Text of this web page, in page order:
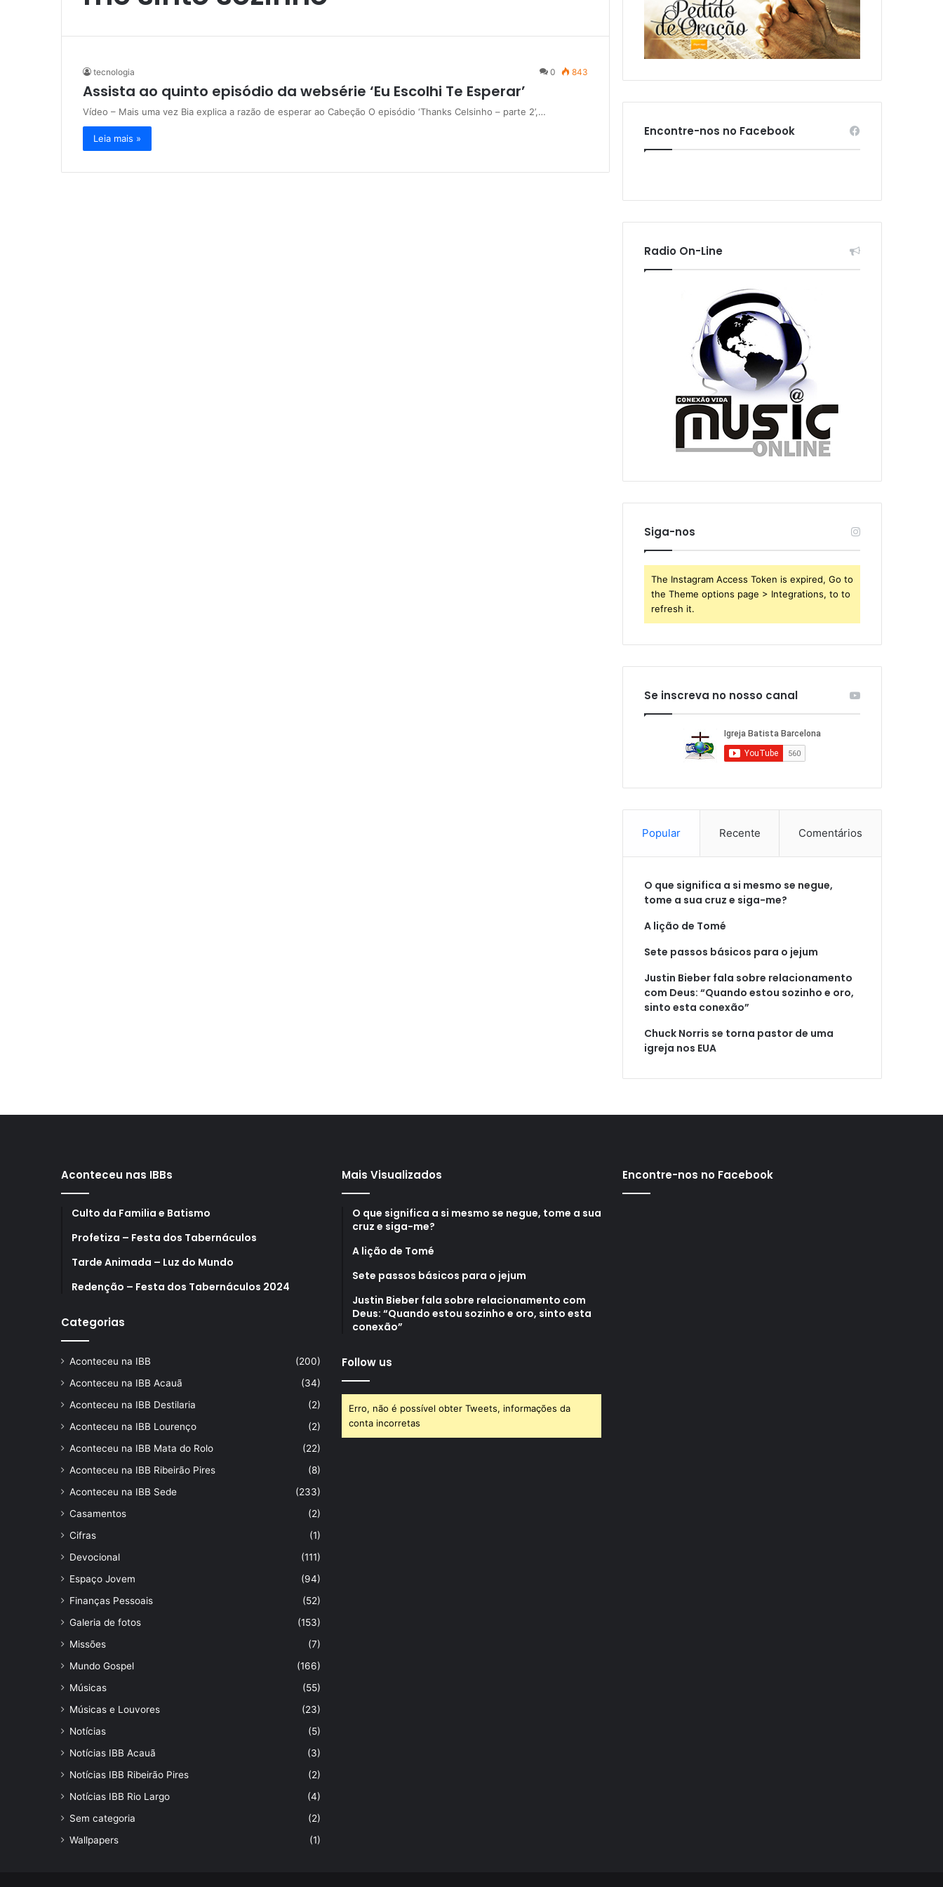
tecnologia 0 843
Assista ao quinto episódio da websérie ‘Eu Escolhi Te Esperar’
Vídeo – Mais uma vez Bia explica a razão de esperar ao Cabeção O episódio ‘Thanks Celsinho – parte 2’,…
Leia mais »
Encontre-nos no Facebook
Radio On-Line
Siga-nos
The Instagram Access Token is expired, Go to
the Theme options page > Integrations, to to
refresh it.
Se inscreva no nosso canal
Popular Recente Comentários
O que significa a si mesmo se negue,
tome a sua cruz e siga-me?
A lição de Tomé
Sete passos básicos para o jejum
Justin Bieber fala sobre relacionamento
com Deus: “Quando estou sozinho e oro,
sinto esta conexão”
Chuck Norris se torna pastor de uma
igreja nos EUA
Aconteceu nas IBBs
Culto da Familia e Batismo
Profetiza – Festa dos Tabernáculos
Tarde Animada – Luz do Mundo
Redenção – Festa dos Tabernáculos 2024
Categorias
Aconteceu na IBB
(200)
Aconteceu na IBB Acauã
(34)
Aconteceu na IBB Destilaria
(2)
Aconteceu na IBB Lourenço
(2)
Aconteceu na IBB Mata do Rolo
(22)
Aconteceu na IBB Ribeirão Pires
(8)
Aconteceu na IBB Sede
(233)
Casamentos
(2)
Cifras
(1)
Devocional
(111)
Espaço Jovem
(94)
Finanças Pessoais
(52)
Galeria de fotos
(153)
Missões
(7)
Mundo Gospel
(166)
Músicas
(55)
Músicas e Louvores
(23)
Notícias
(5)
Notícias IBB Acauã
(3)
Notícias IBB Ribeirão Pires
(2)
Notícias IBB Rio Largo
(4)
Sem categoria
(2)
Wallpapers
(1)
Mais Visualizados
O que significa a si mesmo se negue, tome a sua
cruz e siga-me?
A lição de Tomé
Sete passos básicos para o jejum
Justin Bieber fala sobre relacionamento com
Deus: “Quando estou sozinho e oro, sinto esta
conexão”
Follow us
Erro, não é possível obter Tweets, informações da
conta incorretas
Encontre-nos no Facebook